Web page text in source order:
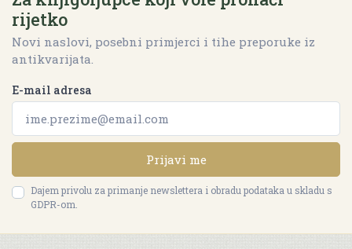
rijetko
Novi naslovi, posebni primjerci i tihe preporuke iz
antikvarijata.
E-mail adresa
Prijavi me
Dajem privolu za primanje newslettera i obradu podataka u skladu s
GDPR-om.